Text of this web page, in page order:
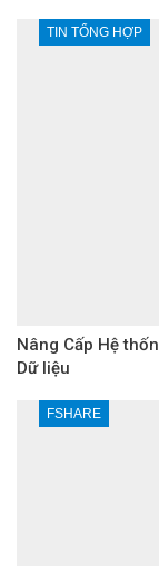
TIN TỔNG HỢP
Nâng Cấp Hệ
Dữ liệu
FSHARE